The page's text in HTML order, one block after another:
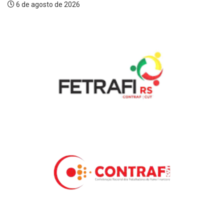
6 de agosto de 2026